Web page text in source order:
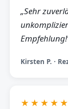
„Sehr
Kirsten P. ·
★★★★★